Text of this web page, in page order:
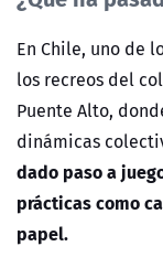
En Chile, uno de
los recreos del
Puente Alto,
dinámicas
dado paso a
prácticas como
papel.